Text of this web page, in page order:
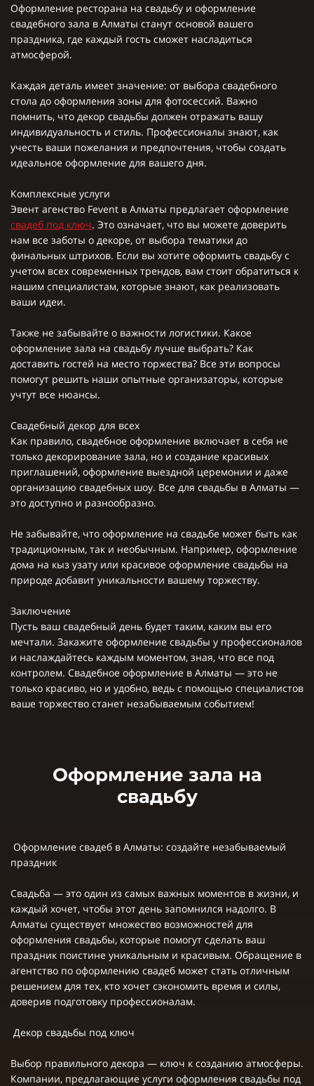
Оформление ресторана на свадьбу и оформление
свадебного зала в Алматы станут основой вашего
праздника, где каждый гость сможет насладиться
атмосферой.
Каждая деталь имеет значение: от выбора свадебного
стола до оформления зоны для фотосессий. Важно
помнить, что декор свадьбы должен отражать вашу
индивидуальность и стиль. Профессионалы знают, как
учесть ваши пожелания и предпочтения, чтобы создать
идеальное оформление для вашего дня.
Комплексные услуги
Эвент агенство Fevent в Алматы предлагает оформление
свадеб под ключ. Это означает, что вы можете доверить
нам все заботы о декоре, от выбора тематики до
финальных штрихов. Если вы хотите оформить свадьбу с
учетом всех современных трендов, вам стоит обратиться к
нашим специалистам, которые знают, как реализовать
ваши идеи.
Также не забывайте о важности логистики. Какое
оформление зала на свадьбу лучше выбрать? Как
доставить гостей на место торжества? Все эти вопросы
помогут решить наши опытные организаторы, которые
учтут все нюансы.
Свадебный декор для всех
Как правило, свадебное оформление включает в себя не
только декорирование зала, но и создание красивых
приглашений, оформление выездной церемонии и даже
организацию свадебных шоу. Все для свадьбы в Алматы —
это доступно и разнообразно.
Не забывайте, что оформление на свадьбе может быть как
традиционным, так и необычным. Например, оформление
дома на кыз узату или красивое оформление свадьбы на
природе добавит уникальности вашему торжеству.
Заключение
Пусть ваш свадебный день будет таким, каким вы его
мечтали. Закажите оформление свадьбы у профессионалов
и наслаждайтесь каждым моментом, зная, что все под
контролем. Свадебное оформление в Алматы — это не
только красиво, но и удобно, ведь с помощью специалистов
ваше торжество станет незабываемым событием!
Оформление зала на
свадьбу
Оформление свадеб в Алматы: создайте незабываемый
праздник
Свадьба — это один из самых важных моментов в жизни, и
каждый хочет, чтобы этот день запомнился надолго. В
Алматы существует множество возможностей для
оформления свадьбы, которые помогут сделать ваш
праздник поистине уникальным и красивым. Обращение в
агентство по оформлению свадеб может стать отличным
решением для тех, кто хочет сэкономить время и силы,
доверив подготовку профессионалам.
Декор свадьбы под ключ
Выбор правильного декора — ключ к созданию атмосферы.
Компании, предлагающие услуги оформления свадьбы под